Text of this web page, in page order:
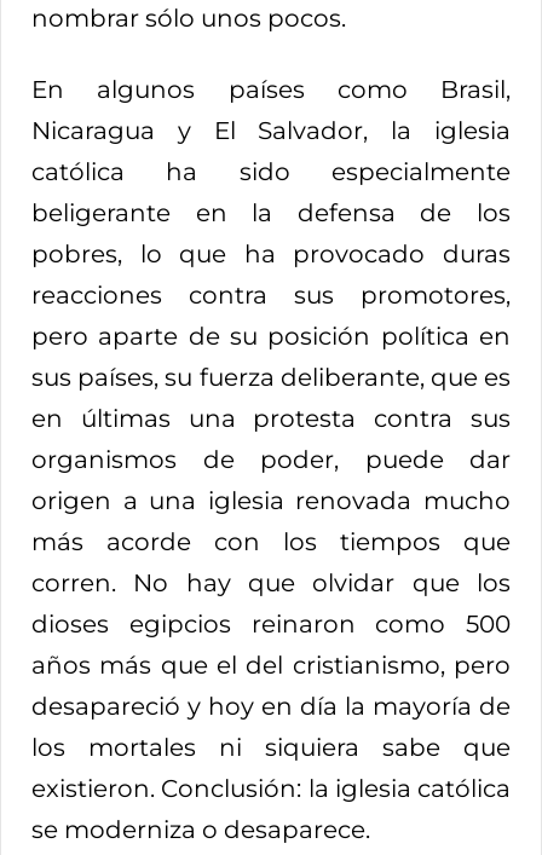
nombrar sólo unos pocos.
En algunos países como Brasil,
Nicaragua y El Salvador, la iglesia
católica ha sido especialmente
beligerante en la defensa de los
pobres, lo que ha provocado duras
reacciones contra sus promotores,
pero aparte de su posición política en
sus países, su fuerza deliberante, que es
en últimas una protesta contra sus
organismos de poder, puede dar
origen a una iglesia renovada mucho
más acorde con los tiempos que
corren. No hay que olvidar que los
dioses egipcios reinaron como 500
años más que el del cristianismo, pero
desapareció y hoy en día la mayoría de
los mortales ni siquiera sabe que
existieron. Conclusión: la iglesia católica
se moderniza o desaparece.